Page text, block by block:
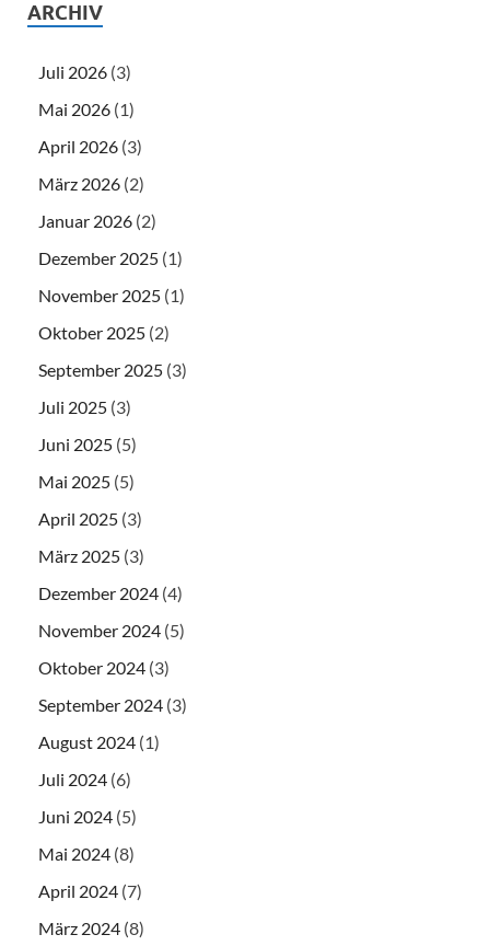
ARCHIV
Juli 2026 (3)
Mai 2026 (1)
April 2026 (3)
März 2026 (2)
Januar 2026 (2)
Dezember 2025 (1)
November 2025 (1)
Oktober 2025 (2)
September 2025 (3)
Juli 2025 (3)
Juni 2025 (5)
Mai 2025 (5)
April 2025 (3)
März 2025 (3)
Dezember 2024 (4)
November 2024 (5)
Oktober 2024 (3)
September 2024 (3)
August 2024 (1)
Juli 2024 (6)
Juni 2024 (5)
Mai 2024 (8)
April 2024 (7)
März 2024 (8)